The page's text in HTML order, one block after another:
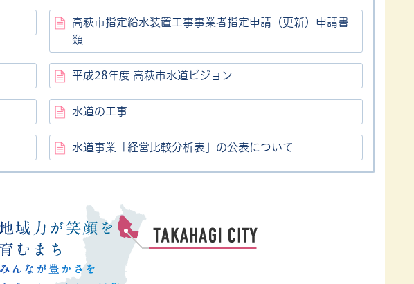
高萩市指定給水装置工事事業者指定申請（更新）申請書
類
平成28年度 高萩市水道ビジョン
水道の工事
水道事業「経営比較分析表」の公表について